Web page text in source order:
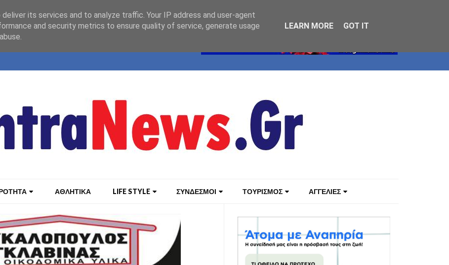
ΑΘΛΗΤΙΚΑ LIFE STYLE ΣΥΝΔΕΣΜΟΙ ΤΟΥΡΙΣΜΟΣ ΑΓΓΕΛΙΕΣ
its services and to analyze traffic. Your IP address and user-agent
and security metrics to ensure quality of service, generate usage
LEARN MORE GOT IT